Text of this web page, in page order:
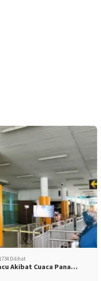
1734 Dilihat
Akibat Cuaca Pana…